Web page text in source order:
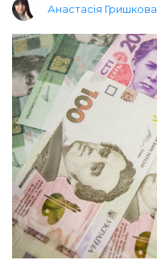
Анастасія Гришкова